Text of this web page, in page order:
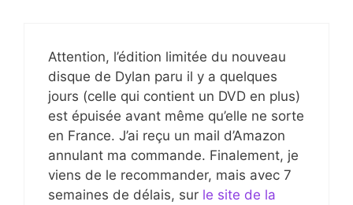
Attention, l’édition limitée du nouveau
disque de Dylan paru il y a quelques
jours (celle qui contient un DVD en plus)
est épuisée avant même qu’elle ne sorte
en France. J’ai reçu un mail d’Amazon
annulant ma commande. Finalement, je
viens de le recommander, mais avec 7
semaines de délais, sur le site de la